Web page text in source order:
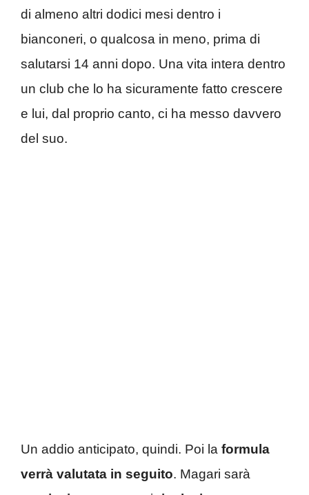
di almeno altri dodici mesi dentro i
bianconeri, o qualcosa in meno, prima di
salutarsi 14 anni dopo. Una vita intera dentro
un club che lo ha sicuramente fatto crescere
e lui, dal proprio canto, ci ha messo davvero
del suo.
Un addio anticipato, quindi. Poi la formula
verrà valutata in seguito. Magari sarà